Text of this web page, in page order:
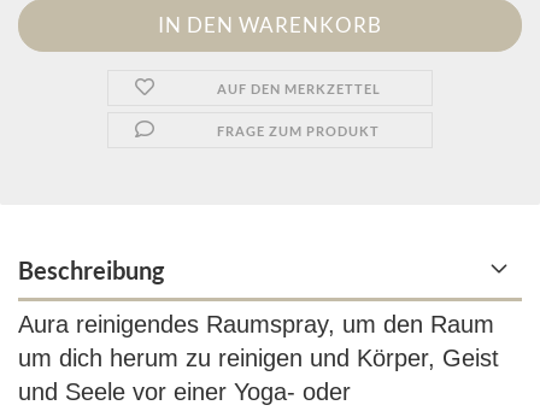
AUF DEN MERKZETTEL
FRAGE ZUM PRODUKT
Beschreibung
Aura reinigendes Raumspray, um den Raum
um dich herum zu reinigen und Körper, Geist
und Seele vor einer Yoga- oder